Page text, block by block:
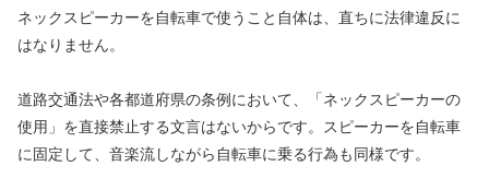
ネックスピーカーを自転車で使うこと自体は、直ちに法律違反に
はなりません。
道路交通法や各都道府県の条例において、「ネックスピーカーの
使用」を直接禁止する文言はないからです。スピーカーを自転車
に固定して、音楽流しながら自転車に乗る行為も同様です。